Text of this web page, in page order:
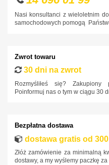
Fiat
Hyundai
Isuzu
Jaguar
Jeep
Kia
Nasi konsultanci z wieloletnim
samochodowych pomogą
Zwrot towaru
30 dni na zwrot
Rozmyśliłeś się? Zakupiony
Poinformuj nas o tym w ciągu 30
Bezpłatna dostawa
dostawa gratis od 300
Złóż zamówienie za minimalną
dostawy, a my wyślemy paczkę za